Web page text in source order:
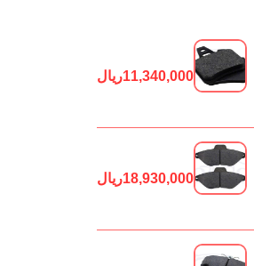
11,340,000ریال
18,930,000ریال